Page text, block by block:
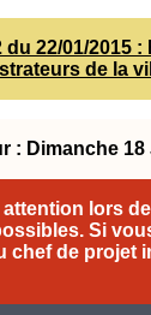
du 22/01/2015
de la
: Dimanche
attention lors
Si
chef de projet